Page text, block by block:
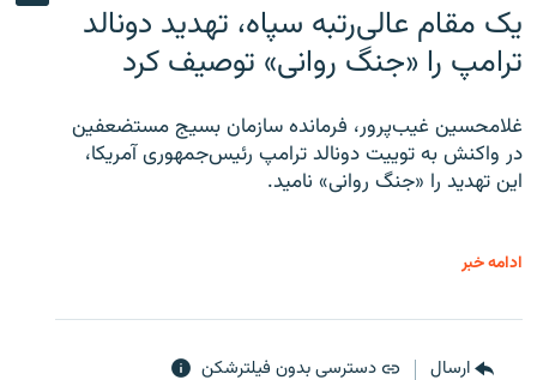
یک مقام عالی‌رتبه سپاه، تهدید دونالد
ترامپ را «جنگ روانی» توصیف کرد
غلامحسین غیب‌پرور، فرمانده سازمان بسیج مستضعفین
در واکنش به توییت دونالد ترامپ رئیس‌جمهوری آمریکا،
این تهدید را «جنگ روانی» نامید.
ادامه خبر
ارسال دسترسی بدون فیلترشکن